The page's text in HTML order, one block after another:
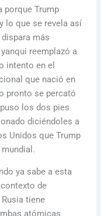
porque Trump
lo que se revela así
más
reemplazó a
intento en el
que nació en
pronto se percató
los dos pies
diciéndoles a
Unidos que Trump
ya sabe a esta
de
tiene
atómicas